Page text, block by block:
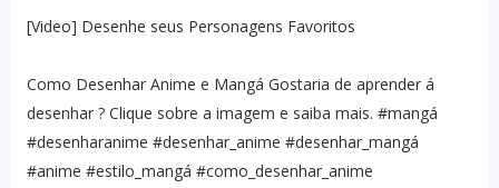
[Video] Desenhe seus Personagens Favoritos
Como Desenhar Anime e Mangá Gostaria de aprender á
desenhar ? Clique sobre a imagem e saiba mais. #mangá
#desenharanime #desenhar_anime #desenhar_mangá
#anime #estilo_mangá #como_desenhar_anime